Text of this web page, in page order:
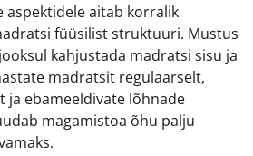
aspektidele aitab korralik
füüsilist struktuuri. Mustus
kahjustada madratsi sisu ja
madratsit regulaarselt,
ja ebameeldivate lõhnade
magamistoa õhu palju